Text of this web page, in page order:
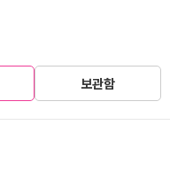
보관함